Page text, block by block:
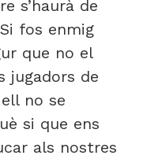
s’haurà de
fos enmig
que no el
jugadors de
no se
si que ens
als nostres